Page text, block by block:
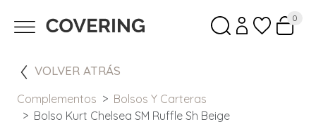
0
VOLVER ATRÁS
Complementos
Bolsos Y Carteras
Bolso Kurt Chelsea SM Ruffle Sh Beige